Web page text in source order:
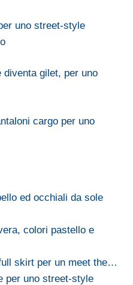
uno street-style
diventa gilet, per uno
cargo per uno
ed occhiali da sole
colori pastello e
skirt per un meet the…
per uno street-style